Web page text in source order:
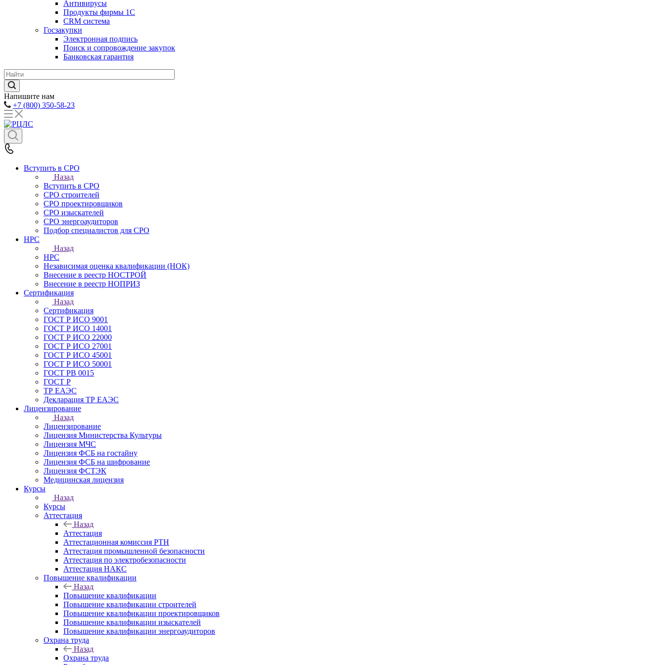
Антивирусы
Продукты фирмы 1C
CRM система
Госзакупки
Электронная подпись
Поиск и сопровождение закупок
Банковская гарантия
Напишите нам
+7 (800) 350-58-23
Вступить в СРО
Назад
Вступить в СРО
СРО строителей
СРО проектировщиков
СРО изыскателей
СРО энергоаудиторов
Подбор специалистов для СРО
НРС
Назад
НРС
Независимая оценка квалификации (НОК)
Внесение в реестр НОСТРОЙ
Внесение в реестр НОПРИЗ
Сертификация
Назад
Сертификация
ГОСТ Р ИСО 9001
ГОСТ Р ИСО 14001
ГОСТ Р ИСО 22000
ГОСТ Р ИСО 27001
ГОСТ Р ИСО 45001
ГОСТ Р ИСО 50001
ГОСТ РВ 0015
ГОСТ Р
ТР ЕАЭС
Декларация ТР ЕАЭС
Лицензирование
Назад
Лицензирование
Лицензия Министерства Культуры
Лицензия МЧС
Лицензия ФСБ на гостайну
Лицензия ФСБ на шифрование
Лицензия ФСТЭК
Медицинская лицензия
Курсы
Назад
Курсы
Аттестация
Назад
Аттестация
Аттестационная комиссия РТН
Аттестация промышленной безопасности
Аттестация по электробезопасности
Аттестация НАКС
Повышение квалификации
Назад
Повышение квалификации
Повышение квалификации строителей
Повышение квалификации проектировщиков
Повышение квалификации изыскателей
Повышение квалификации энергоаудиторов
Охрана труда
Назад
Охрана труда